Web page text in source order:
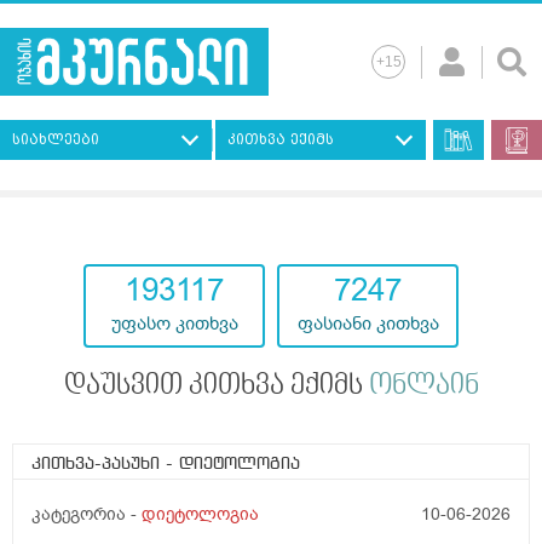
სიახლეები კითხვა ექიმს
193117
უფასო კითხვა
7247
ფასიანი კითხვა
დაუსვით კითხვა ექიმს ონლაინ
კითხვა-პასუხი - დიეტოლოგია
კატეგორია - დიეტოლოგია 10-06-2026